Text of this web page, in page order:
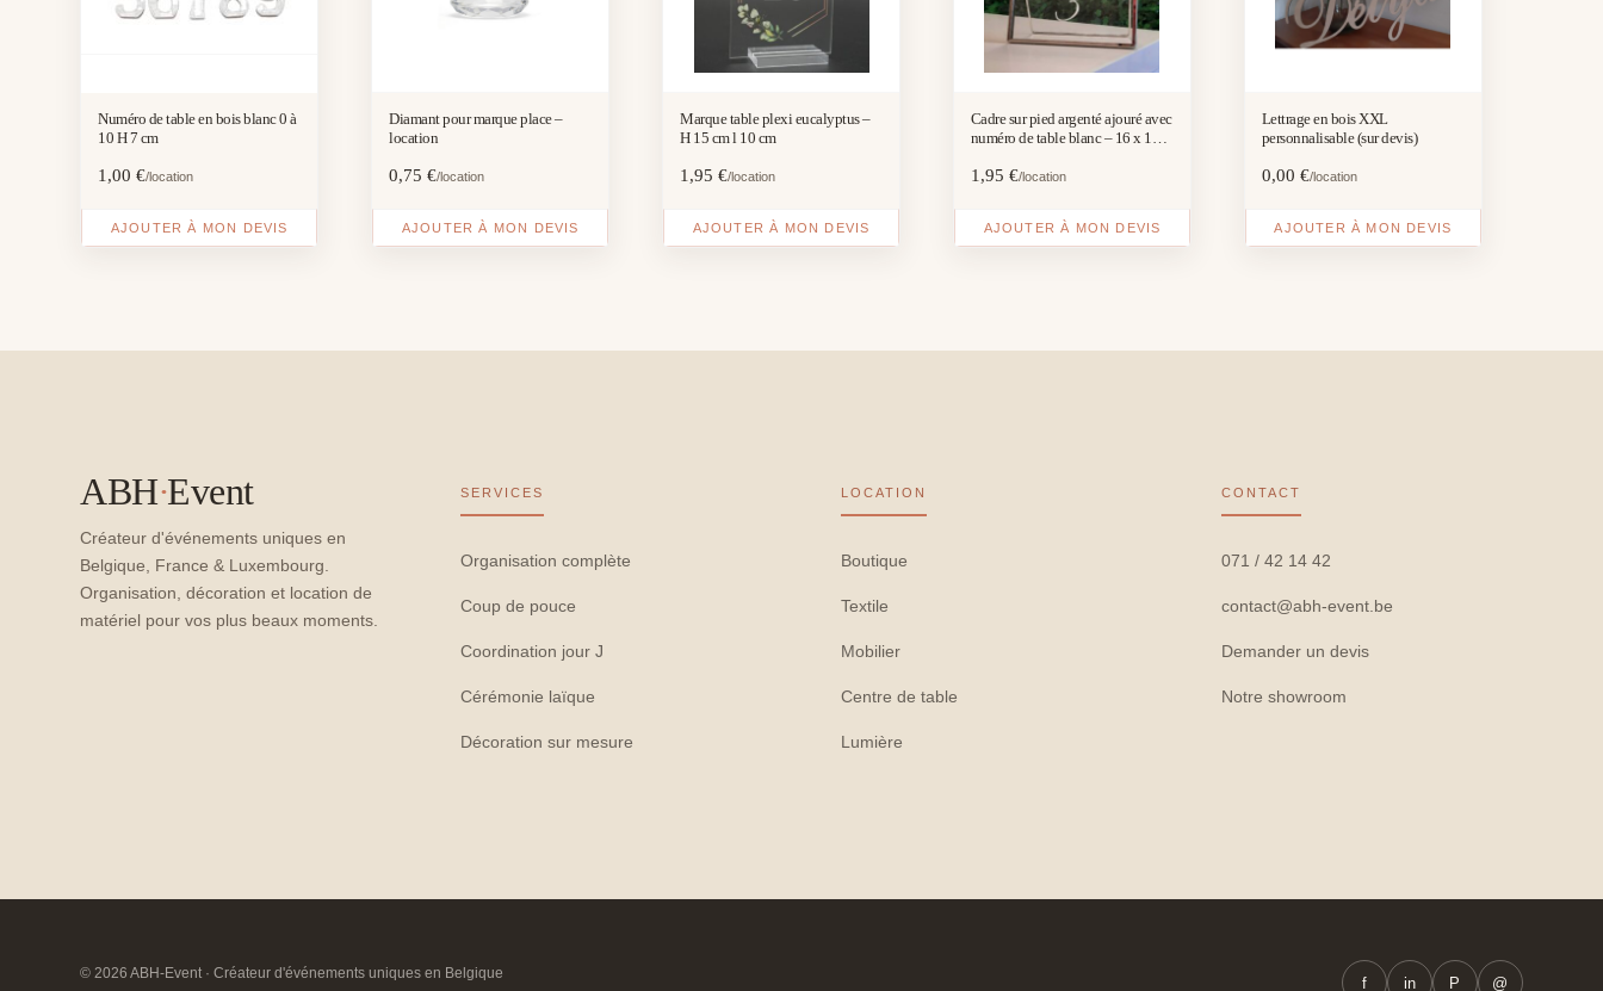
Numéro de table en bois blanc 0 à
10 H 7 cm
1,00€/location
AJOUTER À MON DEVIS
Diamant pour marque place –
location
0,75€/location
AJOUTER À MON DEVIS
Marque table plexi eucalyptus –
H 15 cm l 10 cm
1,95€/location
AJOUTER À MON DEVIS
Cadre sur pied argenté ajouré avec
numéro de table blanc – 16 x 16
1,95 €/location
AJOUTER À MON DEVIS
Lettrage en bois XXL
personnalisable (sur devis)
0,00 €/location
AJOUTER À MON DEVIS
ABH·Event
Créateur d'événements uniques en
Belgique, France & Luxembourg.
Organisation, décoration et location de
matériel pour vos plus beaux moments.
SERVICES
Organisation complète
Coup de pouce
Coordination jour J
Cérémonie laïque
Décoration sur mesure
LOCATION
Boutique
Textile
Mobilier
Centre de table
Lumière
CONTACT
071 / 42 14 42
contact@abh-event.be
Demander un devis
Notre showroom
© 2026 ABH-Event · Créateur d'événements uniques en Belgique
f in P @